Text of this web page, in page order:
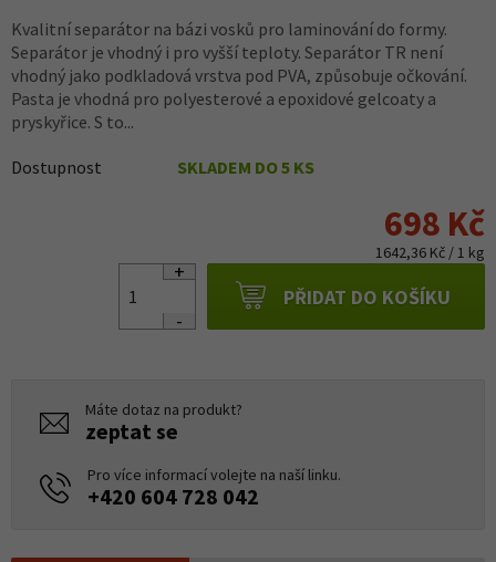
Kvalitní separátor na bázi vosků pro laminování do formy.
Separátor je vhodný i pro vyšší teploty. Separátor TR není
vhodný jako podkladová vrstva pod PVA, způsobuje očkování.
Pasta je vhodná pro polyesterové a epoxidové gelcoaty a
pryskyřice. S to...
Dostupnost SKLADEM DO 5 KS
698 Kč
1642,36 Kč / 1 kg
PŘIDAT DO KOŠÍKU
Máte dotaz na produkt?
zeptat se
Pro více informací volejte na naší linku.
+420 604 728 042